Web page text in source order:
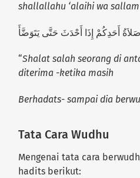
shallallahu ‘alaihi wa sallam
صَلاَةُ أَحَدِكُمْ إِذَا أَحْدَثَ حَتَّى يَتَوَضَّأَ
“Shalat salah seorang di
diterima -ketika masih
Berhadats- sampai dia
Tata Cara Wudhu
Mengenai tata cara
hadits berikut: